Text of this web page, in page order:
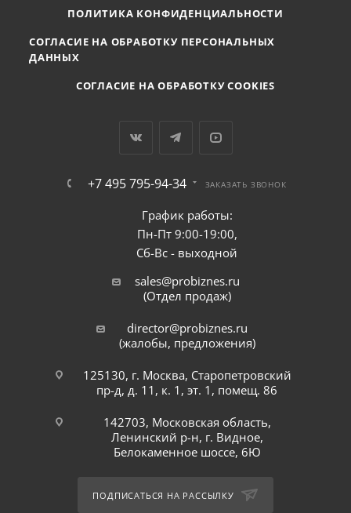
ПОЛИТИКА КОНФИДЕНЦИАЛЬНОСТИ
СОГЛАСИЕ НА ОБРАБОТКУ ПЕРСОНАЛЬНЫХ
ДАННЫХ
СОГЛАСИЕ НА ОБРАБОТКУ COOKIES
+7 495 795-94-34 ЗАКАЗАТЬ ЗВОНОК
График работы:
Пн-Пт 9:00-19:00,
Сб-Вс - выходной
sales@probiznes.ru
(Отдел продаж)
director@probiznes.ru
(жалобы, предложения)
125130, г. Москва, Старопетровский
пр-д, д. 11, к. 1, эт. 1, помещ. 86
142703, Московская область,
Ленинский р-н, г. Видное,
Белокаменное шоссе, 6Ю
ПОДПИСАТЬСЯ НА РАССЫЛКУ